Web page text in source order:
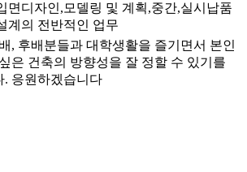
면디자인,모델링 및 계획,중간,실시납품
계의 전반적인 업무
, 후배분들과 대학생활을 즐기면서 본인
은 건축의 방향성을 잘 정할 수 있기를
. 응원하겠습니다